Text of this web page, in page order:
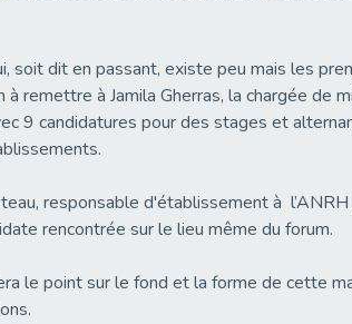
soit dit en passant, existe peu mais les
remettre à Jamila Gherras, la chargée de
9 candidatures pour des stages et
responsable d'établissement à
rencontrée sur le lieu même du forum.
le point sur le fond et la forme de cette